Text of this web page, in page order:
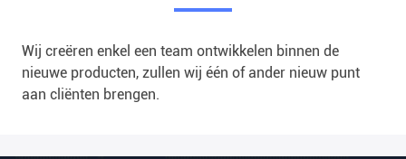
Wij creëren enkel een team ontwikkelen binnen de
nieuwe producten, zullen wij één of ander nieuw punt
aan cliënten brengen.